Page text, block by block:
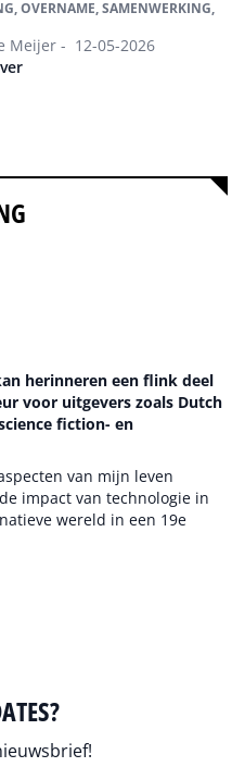
OVERNAME, SAMENWERKING,
Meijer - 12-05-2026
herinneren een flink deel
voor uitgevers zoals Dutch
fiction- en
van mijn leven
impact van technologie in
wereld in een 19e